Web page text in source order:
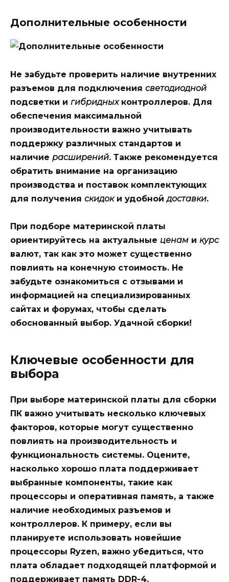
Дополнительные особенности
Не забудьте проверить наличие внутренних
разъемов для подключения светодиодной
подсветки и гибридныхконтроллеров. Для
обеспечения максимальной
производительности важно учитывать
поддержку различных стандартов и
наличие расширений. Также рекомендуется
обратить внимание на организацию
производства и поставок комплектующих
для получения скидоки удобнойдоставки.
При подборе материнской платы
ориентируйтесь на актуальные ценам и курс
валют, так как это может существенно
повлиять на конечную стоимость. Не
забудьте ознакомиться с отзывами и
информацией на специализированных
сайтах и форумах, чтобы сделать
обоснованный выбор. Удачной сборки!
Ключевые особенности для
выбора
При выборе материнской платы для сборки
ПК важно учитывать несколько ключевых
факторов, которые могут существенно
повлиять на производительность и
функциональность системы. Оцените,
насколько хорошо плата поддерживает
выбранные компоненты, такие как
процессоры и оперативная память, а также
наличие необходимых разъемов и
контроллеров. К примеру, если вы
планируете использовать новейшие
процессоры Ryzen, важно убедиться, что
плата обладает подходящей платформой и
поддерживает память DDR-4.